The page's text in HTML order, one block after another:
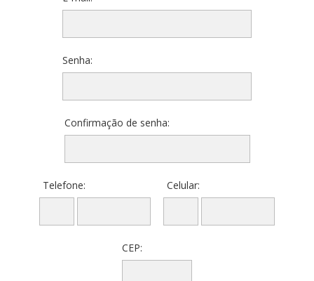
Senha:
Confirmação de senha:
Telefone: Celular:
CEP: